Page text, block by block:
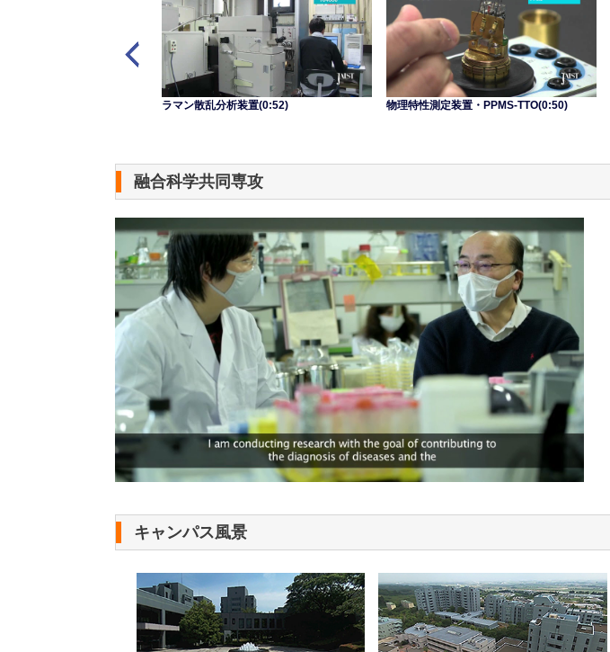
ラマン散乱分析装置(0:52) 物理特性測定装置・PPMS-TTO(0:50)
融合科学共同専攻
キャンパス風景